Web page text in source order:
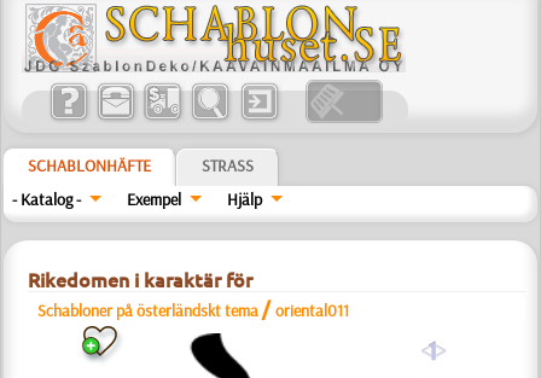
SCHABLONHÄFTE
STRASS
- Katalog -
Exempel Hjälp
Rikedomen i karaktär för
Schabloner på österländskt tema/oriental011
a